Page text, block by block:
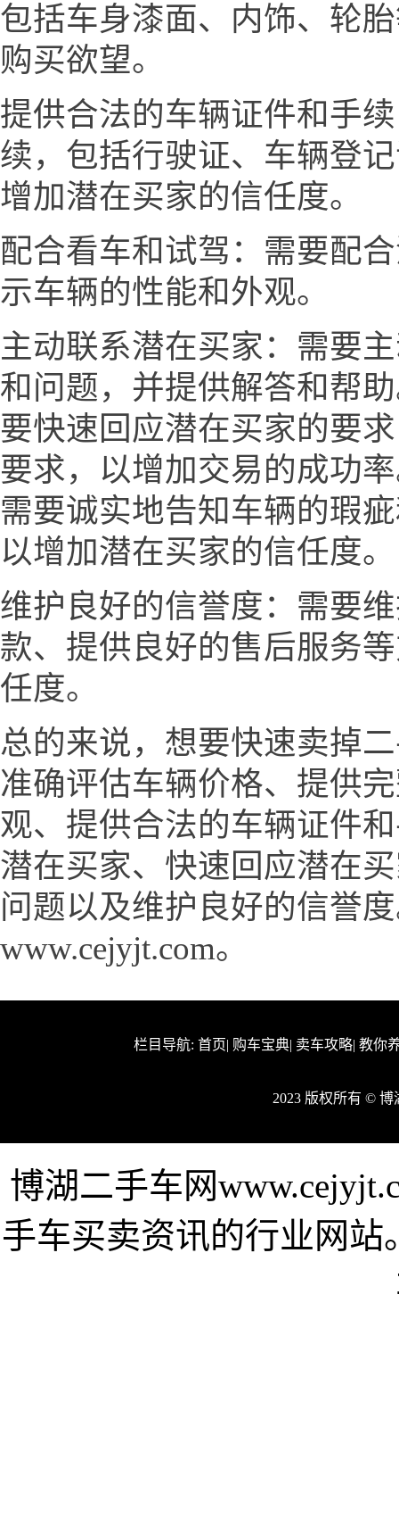
包括车身漆面、内饰、轮
购买欲望。
提供合法的车辆证件和手
续，包括行驶证、车辆登
增加潜在买家的信任度。
配合看车和试驾：需要配
示车辆的性能和外观。
主动联系潜在买家：需要
和问题，并提供解答和帮
要快速回应潜在买家的要
要求，以增加交易的成功
需要诚实地告知车辆的瑕
以增加潜在买家的信任度。
维护良好的信誉度：需要
款、提供良好的售后服务
任度。
总的来说，想要快速卖掉
准确评估车辆价格、提供
观、提供合法的车辆证件
潜在买家、快速回应潜在
问题以及维护良好的信誉
www.cejyjt.com。
栏目导航: 首页| 购车宝典| 卖车攻略| 教你
2023 版权所有 ©
博湖二手车网
手车买卖资讯的行业网